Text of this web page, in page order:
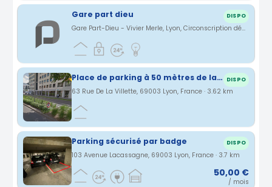
Gare part dieu DISPO
Gare Part-Dieu - Vivier Merle, Lyon, Circonscription départementale du Rhône, France · 3.61 km
Place de parking à 50 mètres de la Gare de Lyon Part Dieu DISPO
63 Rue De La Villette, 69003 Lyon, France · 3.62 km
Parking sécurisé par badge DISPO
103 Avenue Lacassagne, 69003 Lyon, France · 3.7 km
50,00 €
/ mois